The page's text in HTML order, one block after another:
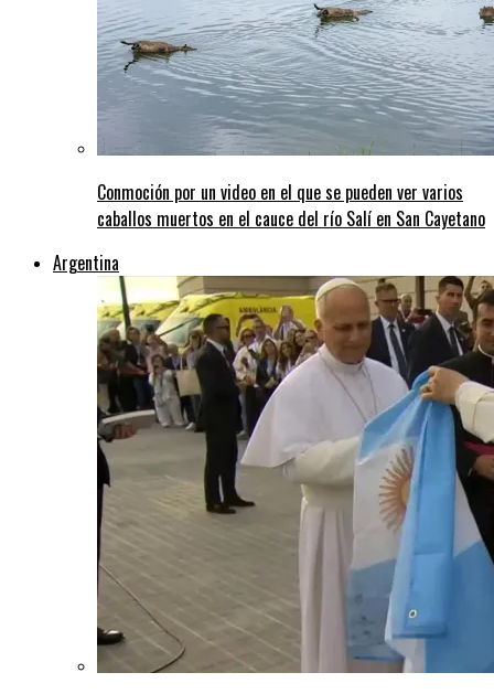
Conmoción por un video en el que se pueden ver varios
caballos muertos en el cauce del río Salí en San Cayetano
Argentina